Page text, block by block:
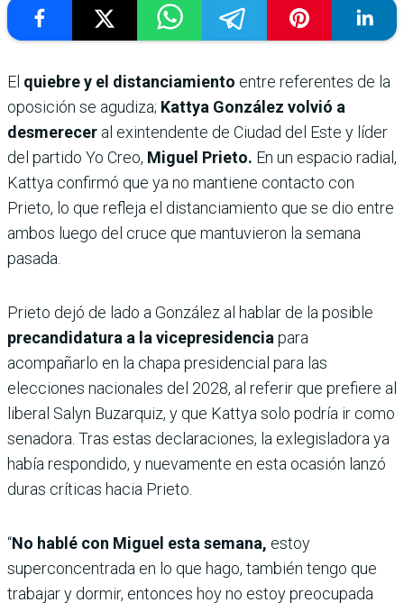
El quiebre y el distanciamiento entre referentes de la
oposición se agudiza; Kattya González volvió a
desmerecer al exintendente de Ciudad del Este y líder
del partido Yo Creo, Miguel Prieto. En un espacio radial,
Kattya confirmó que ya no mantiene contacto con
Prieto, lo que refleja el distanciamiento que se dio entre
ambos luego del cruce que mantuvieron la semana
pasada.
Prieto dejó de lado a González al hablar de la posible
precandidatura a la vicepresidencia para
acompañarlo en la chapa presidencial para las
elecciones nacionales del 2028, al referir que prefiere al
liberal Salyn Buzarquiz, y que Kattya solo podría ir como
senadora. Tras estas declaraciones, la exlegisladora ya
había respondido, y nuevamente en esta ocasión lanzó
duras críticas hacia Prieto.
“No hablé con Miguel esta semana, estoy
superconcentrada en lo que hago, también tengo que
trabajar y dormir, entonces hoy no estoy preocupada